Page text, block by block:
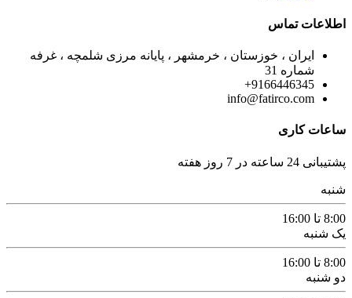
اطلاعات تماس
ایران ، خوزستان ، خرمشهر ، پایانه مرزی شلمچه ، غرفه
شماره 31
9166446345+
info@fatirco.com
ساعات کاری
پشتیبانی 24 ساعته در 7 روز هفته
شنبه
8:00 تا 16:00
یک شنبه
8:00 تا 16:00
دو شنبه